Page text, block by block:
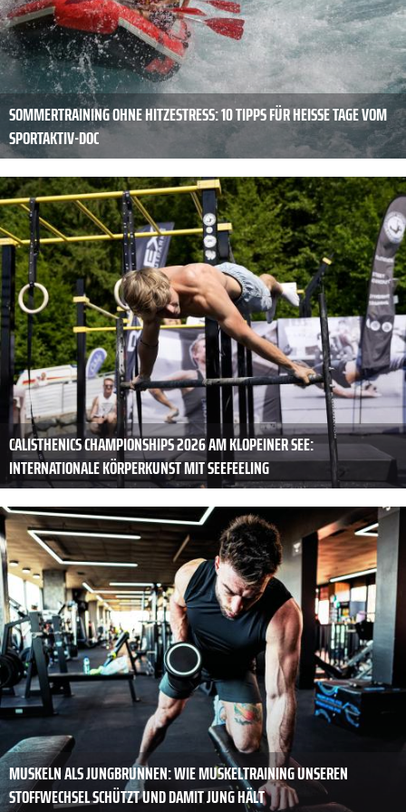
SOMMERTRAINING OHNE HITZESTRESS: 10 TIPPS FÜR HEISSE TAGE VOM S
PORTAKTIV-DOC
CALISTHENICS CHAMPIONSHIPS 2026 AM KLOPEINER SEE:
INTERNATIONALE KÖRPERKUNST MIT SEEFEELING
MUSKELN ALS JUNGBRUNNEN: WIE MUSKELTRAINING UNSEREN
STOFFWECHSEL SCHÜTZT UND DAMIT JUNG HÄLT